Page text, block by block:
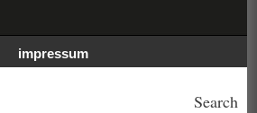
impressum
Search